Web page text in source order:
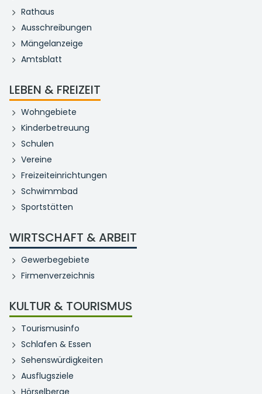
Rathaus
Ausschreibungen
Mängelanzeige
Amtsblatt
LEBEN & FREIZEIT
Wohngebiete
Kinderbetreuung
Schulen
Vereine
Freizeiteinrichtungen
Schwimmbad
Sportstätten
WIRTSCHAFT & ARBEIT
Gewerbegebiete
Firmenverzeichnis
KULTUR & TOURISMUS
Tourismusinfo
Schlafen & Essen
Sehenswürdigkeiten
Ausflugsziele
Hörselberge